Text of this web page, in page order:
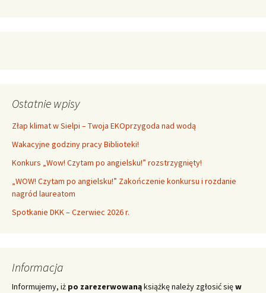
Ostatnie wpisy
Złap klimat w Sielpi – Twoja EKOprzygoda nad wodą
Wakacyjne godziny pracy Biblioteki!
Konkurs „Wow! Czytam po angielsku!” rozstrzygnięty!
„WOW! Czytam po angielsku!” Zakończenie konkursu i rozdanie
nagród laureatom
Spotkanie DKK – Czerwiec 2026 r.
Informacja
Informujemy, iż po zarezerwowanąksiążkę należy zgłosić sięw